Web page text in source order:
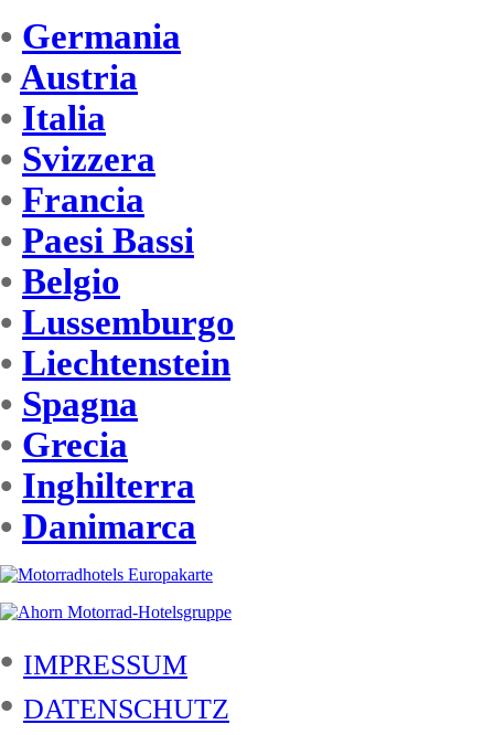
• Germania
•Austria
• Italia
• Svizzera
• Francia
• Paesi Bassi
• Belgio
• Lussemburgo
• Liechtenstein
• Spagna
• Grecia
• Inghilterra
• Danimarca
• IMPRESSUM
• DATENSCHUTZ